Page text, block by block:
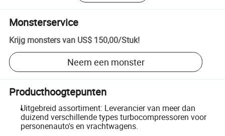
Monsterservice
Krijg monsters van US$ 150,00/Stuk!
Neem een monster
Producthoogtepunten
Uitgebreid assortiment: Leverancier van meer dan
duizend verschillende types turbocompressoren voor
personenauto's en vrachtwagens.